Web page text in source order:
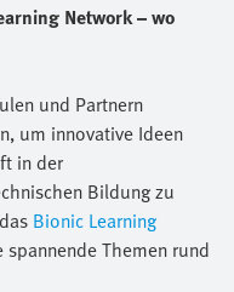
Network – wo
und Partnern
um innovative Ideen
in der
Bildung zu
Bionic Learning
Themen rund